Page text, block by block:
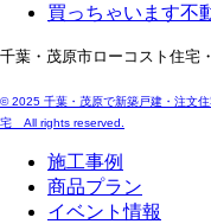
買っちゃいます不
千葉・茂原市ローコスト住宅
© 2025 千葉・茂原で新築戸建・注文
宅 All rights reserved.
施工事例
商品プラン
イベント情報